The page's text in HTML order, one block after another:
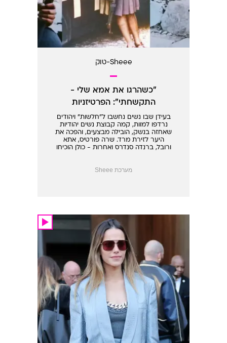
Sheee-טוק
"כשהרגו את אמא שלי -
התקשחתי": הפרטיזניות
שההיסטוריה שכחה
בעידן שבו נשים נחשבו ל"חלשות" ויהודים
נרדפו למוות, קמה קבוצת נשים יהודיות
שאחזה בנשק, הובילה מבצעים, והפכה את
היער לזירת מרד. שרה פורטיס, אתא
ורובל, ברנדה סנדרס ואחרות - כולן הוכיחו
מערכת Sheee